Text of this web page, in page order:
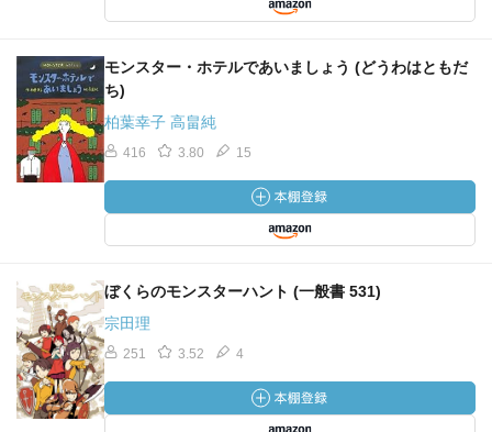
モンスター・ホテルであいましょう (どうわはともだ
ち)
柏葉幸子 高畠純
416 3.80 15
ぼくらのモンスターハント (一般書 531)
宗田理
251 3.52 4